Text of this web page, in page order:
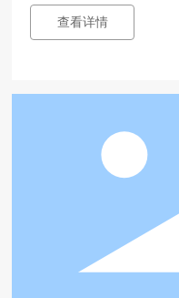
温润滑剂。
查看详情